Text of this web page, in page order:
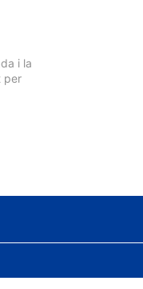
i la
per